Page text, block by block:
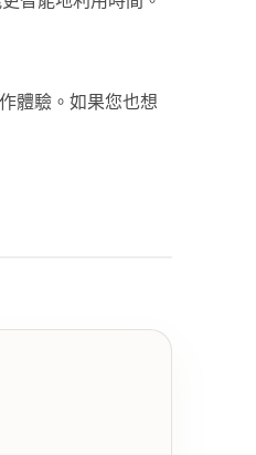
體驗。如果您也想